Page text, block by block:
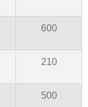
600
210
500